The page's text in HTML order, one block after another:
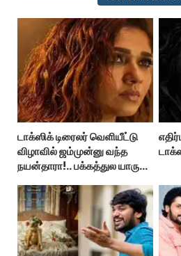
டாக்ஸிக் டிரைலர் வெளியீட்டு
விழாவில் ஜம்முன்னு வந்த
நயன்தாரா!.. பக்கத்துல யாரு